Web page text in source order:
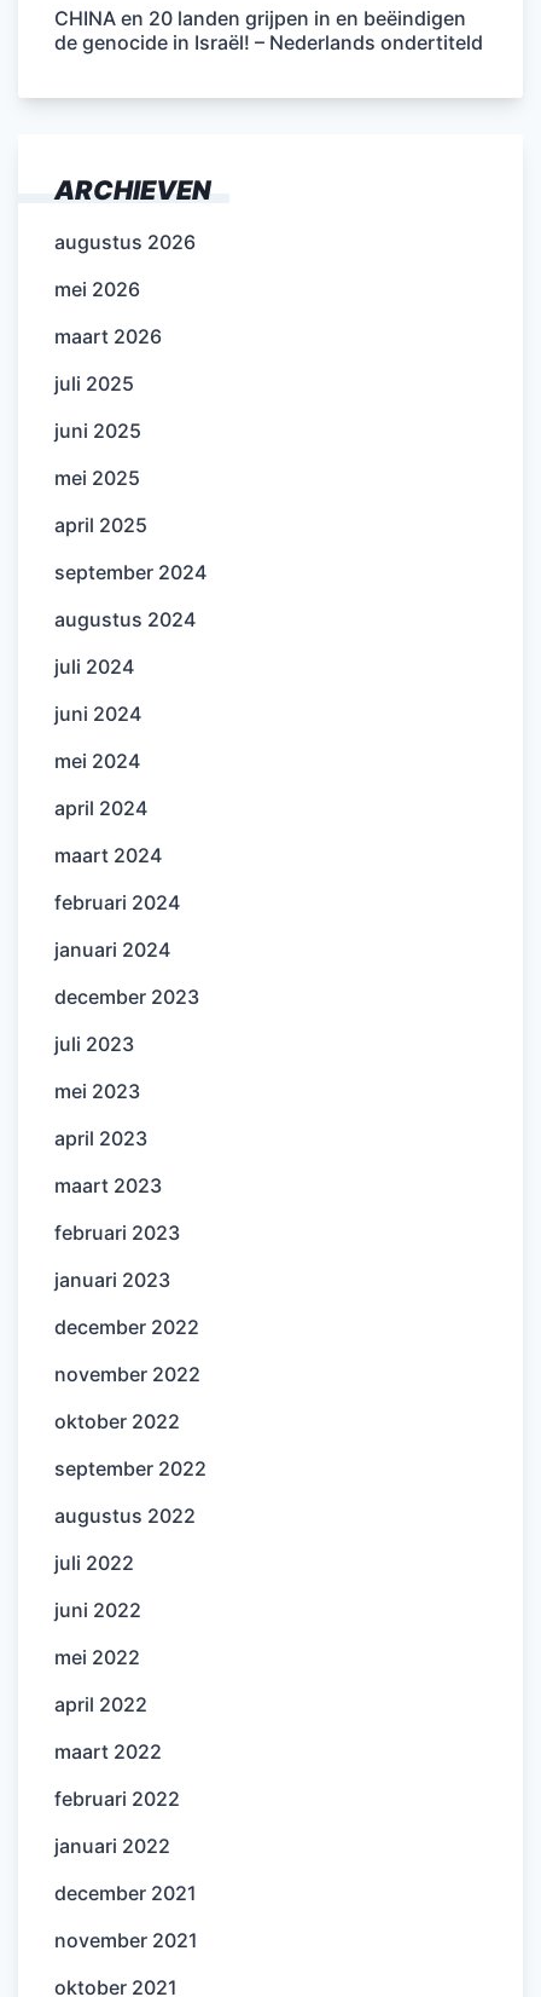
CHINA en 20 landen grijpen in en beëindigen
de genocide in Israël! – Nederlands ondertiteld
ARCHIEVEN
augustus 2026
mei 2026
maart 2026
juli 2025
juni 2025
mei 2025
april 2025
september 2024
augustus 2024
juli 2024
juni 2024
mei 2024
april 2024
maart 2024
februari 2024
januari 2024
december 2023
juli 2023
mei 2023
april 2023
maart 2023
februari 2023
januari 2023
december 2022
november 2022
oktober 2022
september 2022
augustus 2022
juli 2022
juni 2022
mei 2022
april 2022
maart 2022
februari 2022
januari 2022
december 2021
november 2021
oktober 2021